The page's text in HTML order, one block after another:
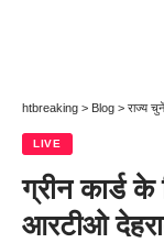
htbreaking > Blog > राज्य चुनें
LIVE
ग्रीन कार्ड के
आरटीओ